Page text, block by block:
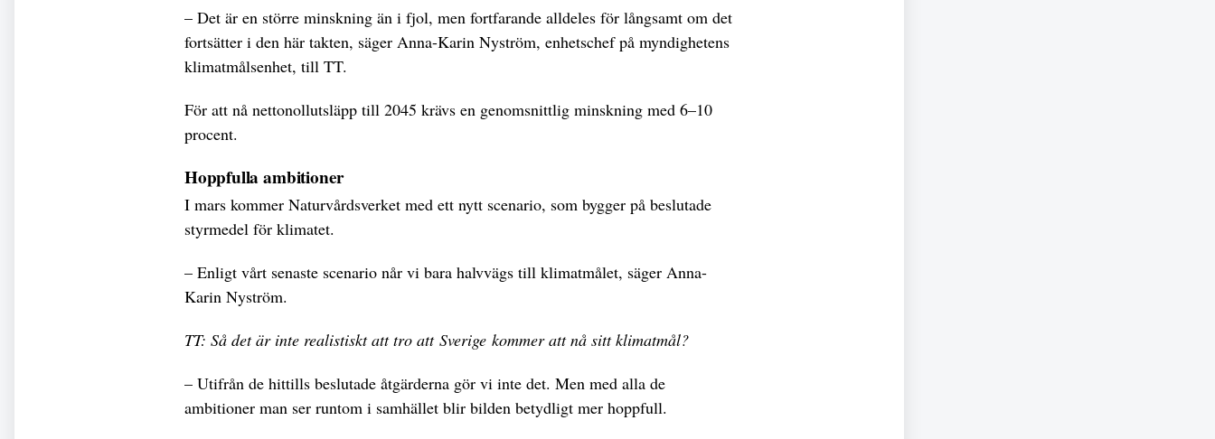
– Det är en större minskning än i fjol, men fortfarande alldeles för långsamt om det
fortsätter i den här takten, säger Anna-Karin Nyström, enhetschef på myndighetens
klimatmålsenhet, till TT.
För att nå nettonollutsläpp till 2045 krävs en genomsnittlig minskning med 6–10
procent.
Hoppfulla ambitioner
I mars kommer Naturvårdsverket med ett nytt scenario, som bygger på beslutade
styrmedel för klimatet.
– Enligt vårt senaste scenario når vi bara halvvägs till klimatmålet, säger Anna-
Karin Nyström.
TT: Så det är inte realistiskt att tro att Sverige kommer att nå sitt klimatmål?
– Utifrån de hittills beslutade åtgärderna gör vi inte det. Men med alla de
ambitioner man ser runtom i samhället blir bilden betydligt mer hoppfull.